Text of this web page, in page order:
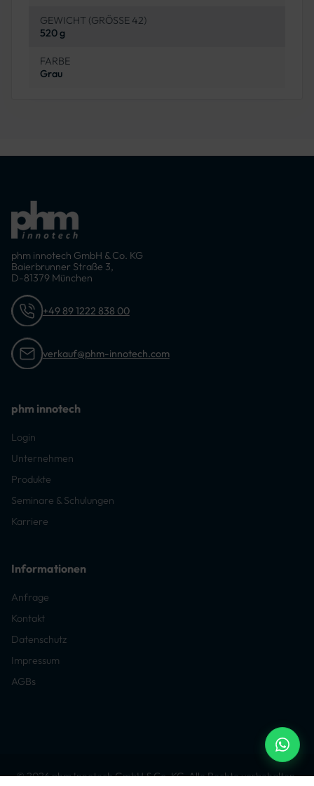
GEWICHT (GRÖSSE 42)
520 g
FARBE
Grau
phm innotech GmbH & Co. KG
Baierbrunner Straße 3,
D-81379 München
+49 89 1222 838 00
verkauf@phm-innotech.com
phm innotech
Login
Unternehmen
Produkte
Seminare & Schulungen
Karriere
Informationen
Anfrage
Kontakt
Datenschutz
Impressum
AGBs
© 2026 phm Innotech GmbH & Co. KG. Alle Rechte vorbehalten.